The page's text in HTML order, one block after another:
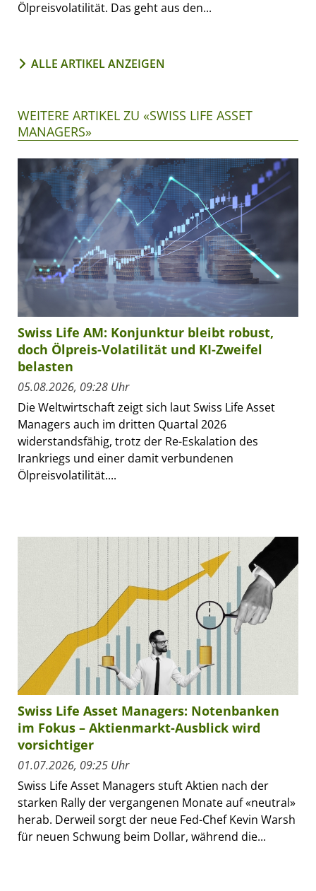
Ölpreisvolatilität. Das geht aus den...
ALLE ARTIKEL ANZEIGEN
WEITERE ARTIKEL ZU «SWISS LIFE ASSET
MANAGERS»
Swiss Life AM: Konjunktur bleibt robust,
doch Ölpreis-Volatilität und KI-Zweifel
belasten
05.08.2026, 09:28 Uhr
Die Weltwirtschaft zeigt sich laut Swiss Life Asset
Managers auch im dritten Quartal 2026
widerstandsfähig, trotz der Re-Eskalation des
Irankriegs und einer damit verbundenen
Ölpreisvolatilität....
Swiss Life Asset Managers: Notenbanken
im Fokus – Aktienmarkt-Ausblick wird
vorsichtiger
01.07.2026, 09:25 Uhr
Swiss Life Asset Managers stuft Aktien nach der
starken Rally der vergangenen Monate auf «neutral»
herab. Derweil sorgt der neue Fed-Chef Kevin Warsh
für neuen Schwung beim Dollar, während die...